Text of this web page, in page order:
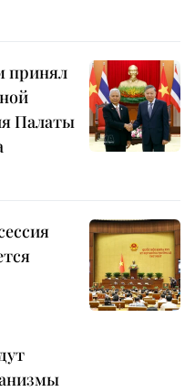
принял
Палаты